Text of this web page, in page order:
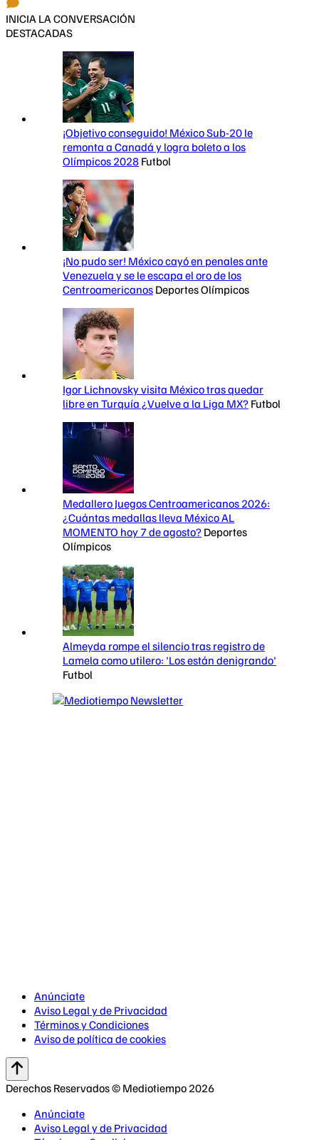
INICIA LA CONVERSACIÓN
DESTACADAS
¡Objetivo conseguido! México Sub-20 le
remonta a Canadá y logra boleto a los
Olímpicos 2028 Futbol
¡No pudo ser! México cayó en penales ante
Venezuela y se le escapa el oro de los
Centroamericanos Deportes Olímpicos
Igor Lichnovsky visita México tras quedar
libre en Turquía ¿Vuelve a la Liga MX? Futbol
Medallero Juegos Centroamericanos 2026:
¿Cuántas medallas lleva México AL
MOMENTO hoy 7 de agosto? Deportes
Olímpicos
Almeyda rompe el silencio tras registro de
Lamela como utilero: 'Los están denigrando'
Futbol
Anúnciate
Aviso Legal y de Privacidad
Términos y Condiciones
Aviso de política de cookies
Derechos Reservados © Mediotiempo 2026
Anúnciate
Aviso Legal y de Privacidad